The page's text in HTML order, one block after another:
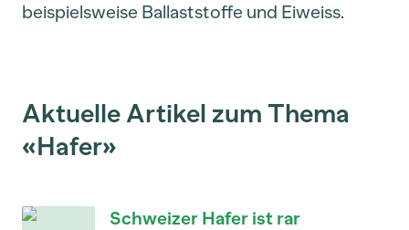
beispielsweise Ballaststoffe und Eiweiss.
Aktuelle Artikel zum Thema
«Hafer»
Schweizer Hafer ist rar